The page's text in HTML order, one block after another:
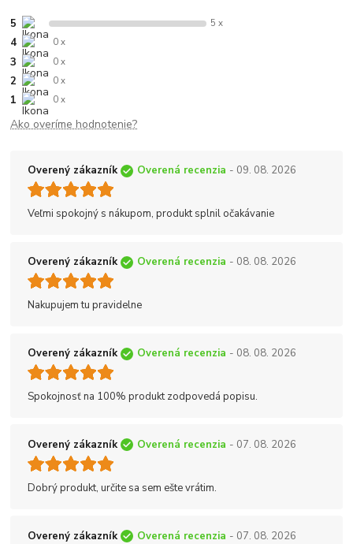
5 5 x
4 0 x
3 0 x
2 0 x
1 0 x
Ako overíme hodnotenie?
Overený zákazník Overená recenzia - 09. 08. 2026
Veľmi spokojný s nákupom, produkt splnil očakávanie
Overený zákazník Overená recenzia - 08. 08. 2026
Nakupujem tu pravidelne
Overený zákazník Overená recenzia - 08. 08. 2026
Spokojnosť na 100% produkt zodpovedá popisu.
Overený zákazník Overená recenzia - 07. 08. 2026
Dobrý produkt, určite sa sem ešte vrátim.
Overený zákazník Overená recenzia - 07. 08. 2026